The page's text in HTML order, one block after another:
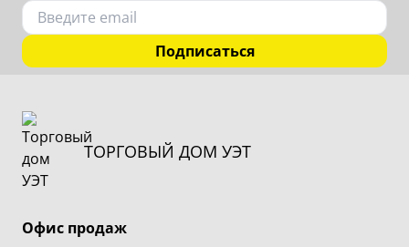
Подписаться
ТОРГОВЫЙ ДОМ УЭТ
Офис продаж